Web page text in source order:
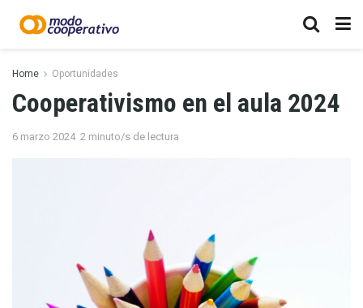
Home Oportunidades
Cooperativismo en el aula 2024
6 marzo 2024 2 minuto/s de lectura